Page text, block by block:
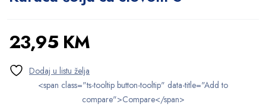
23,95 KM
<span class="ts-tooltip button-tooltip" data-title="Add to
compare">Compare</span>